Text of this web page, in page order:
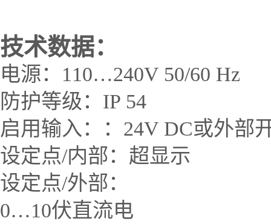
技术数据：
电源： 110…240V 50/60 Hz
防护等级： IP 54
启用输入：： 24V DC或外部
设定点/内部：超显示
设定点/外部：
0…10伏直流电